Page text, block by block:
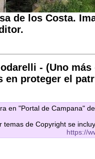
de los Costa.
- (Uno
en proteger el
en "Portal de Campana"
temas de Copyright se
https://